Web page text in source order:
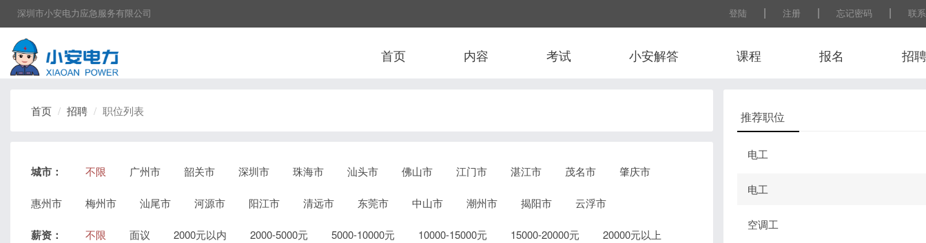
深圳市小安电力应急服务有限公司 登陆 | 注册 | 忘记密码 | 联
首页 内容 考试 小安解答 课程 报名 招聘
首页 招聘 职位列表
城市： 不限 广州市 韶关市 深圳市 珠海市 汕头市 佛山市 江门市 湛江市 茂名市 肇庆市
惠州市 梅州市 汕尾市 河源市 阳江市 清远市 东莞市 中山市 潮州市 揭阳市 云浮市
薪资： 不限 面议 2000元以内 2000-5000元 5000-10000元 10000-15000元 15000-20000元 20000元以上
推荐职位
电工
电工
空调工